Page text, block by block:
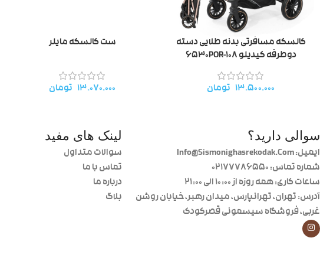
کالسکه مسافرتی بدنه طلایی دسته
دوطرفه کیدیلو 6530POR-108
۱۳.۵۰۰.۰۰۰ تومان
ست کالسکه مایلر
۱۳.۰۷۰.۰۰۰ تومان
سوالی دارید؟
ایمیل: Info@Sismonighasrekodak.Com
شماره تماس: 02177786550
ساعات کاری: همه روزه از ۱۰:۰۰ الی ۲۱:۰۰
آدرس: تهران، تهرانپارس، میدان رهبر، خیابان روشن
غربی، فروشگاه سیسمونی قصرکودک
لینک های مفید
سوالات متداول
تماس با ما
درباره ما
بلاگ